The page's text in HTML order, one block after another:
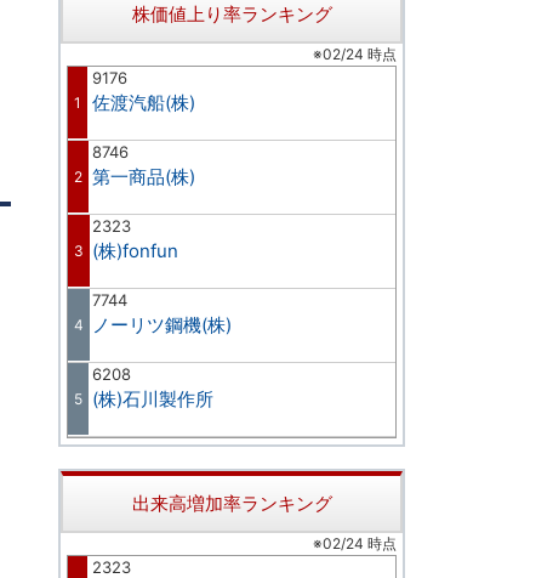
株価値上り率ランキング
※02/24 時点
1
9176
佐渡汽船(株)
2
8746
第一商品(株)
3
2323
(株)fonfun
4
7744
ノーリツ鋼機(株)
5
6208
(株)石川製作所
出来高増加率ランキング
※02/24 時点
2323